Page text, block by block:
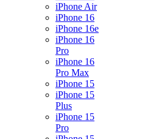
iPhone Air
iPhone 16
iPhone 16e
iPhone 16
Pro
iPhone 16
Pro Max
iPhone 15
iPhone 15
Plus
iPhone 15
Pro